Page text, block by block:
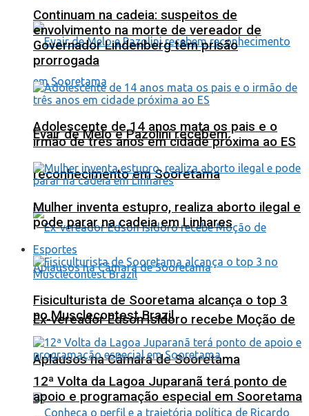
Evair de Melo e Pazolini recebem
reconhecimento em Sooretama
Ex-vereador Edson Isidoro recebe Moção de
Aplausos na Câmara de Sooretama
Continuam na cadeia: suspeitos de
envolvimento na morte de vereador de
Governador Lindenberg têm prisão
prorrogada
Adolescente de 14 anos mata os pais e o
irmão de três anos em cidade próxima ao ES
Mulher inventa estupro, realiza aborto ilegal e
pode parar na cadeia em Linhares
Esportes
Fisiculturista de Sooretama alcança o top 3
no Musclecontest Brazil
12ª Volta da Lagoa Juparanã terá ponto de
apoio e programação especial em Sooretama